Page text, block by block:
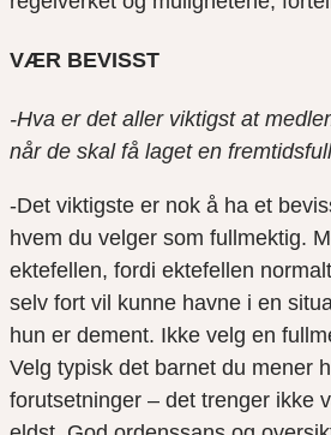
VÆR BEVISST
-Hva er det aller viktigst at
når de skal få laget en
-Det viktigste er nok å ha et
hvem du velger som fullmektig.
ektefellen, fordi ektefellen
selv fort vil kunne havne i en
hun er dement. Ikke velg en
Velg typisk det barnet du mener
forutsetninger – det trenger ikke